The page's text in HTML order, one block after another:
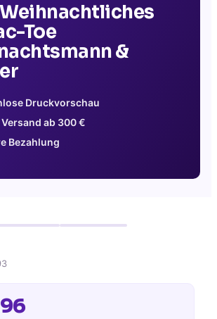
Toe
&
Druckvorschau
ab 300€
Bezahlung